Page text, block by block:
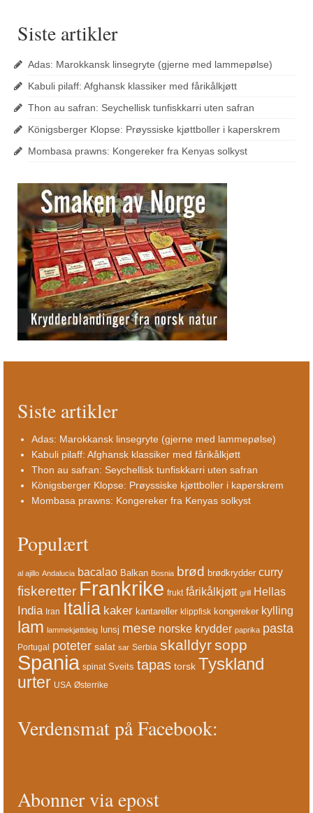
Siste artikler
Adas: Marokkansk linsegryte (gjerne med lammepølse)
Kabuli pilaff: Afghansk klassiker med fårikålkjøtt
Thon au safran: Seychellisk tunfiskkarri uten safran
Königsberger Klopse: Prøyssiske kjøttboller i kaperskrem
Mombasa prawns: Kongereker fra Kenyas solkyst
Siste artikler
Adas: Marokkansk linsegryte (gjerne med lammepølse)
Kabuli pilaff: Afghansk klassiker med fårikålkjøtt
Thon au safran: Seychellisk tunfiskkarri uten safran
Königsberger Klopse: Prøyssiske kjøttboller i kaperskrem
Mombasa prawns: Kongereker fra Kenyas solkyst
Populært
al ajillo Andalucia bacalao Balkan Bosnia brød brødkrydder curry
fiskeretter Frankrike frukt fårikålkjøtt grill Hellas
India Iran Italia kaker kantareller klippfisk kongereker kylling
lam lammekjøttdeig lunsj mese norske krydder paprika pasta
Portugal poteter salat sar Serbia skalldyrsopp
Spania spinat Sveits tapas torsk Tyskland
urter USA Østerrike
Verdensmat på Facebook:
Abonner via epost